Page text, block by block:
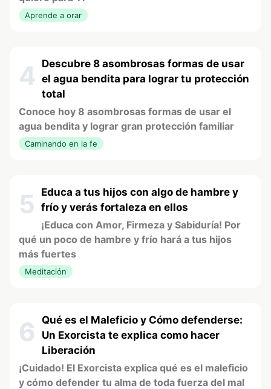
Aprende a orar
4
Descubre 8 asombrosas formas de usar
el agua bendita para lograr tu protección
total
Conoce hoy 8 asombrosas formas de usar el
agua bendita y lograr gran protección familiar
Caminando en la fe
5
Educa a tus hijos con algo de hambre y
frío y verás fortaleza en ellos
¡Educa con Amor, Firmeza y Sabiduría! Por
qué un poco de hambre y frío hará a tus hijos
más fuertes
Meditación
6
Qué es el Maleficio y Cómo defenderse:
Un Exorcista te explica como hacer
Liberación
¡Cuidado! El Exorcista explica qué es el maleficio
y cómo defender tu alma de toda fuerza del mal